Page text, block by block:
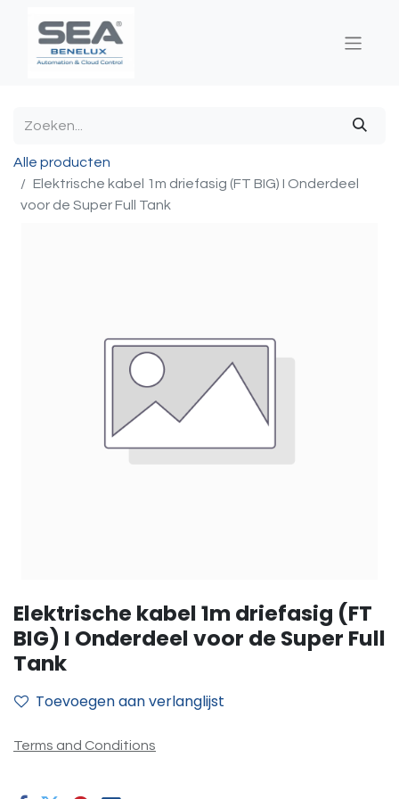
Alle producten
Elektrische kabel 1m driefasig (FT BIG) I Onderdeel
voor de Super Full Tank
Elektrische kabel 1m driefasig (FT
BIG) I Onderdeel voor de Super Full
Tank
Toevoegen aan verlanglijst
Terms and Conditions